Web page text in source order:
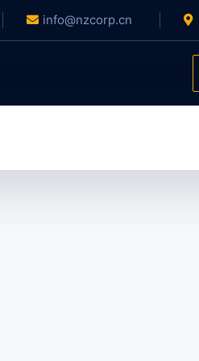
info@nzcorp.cn